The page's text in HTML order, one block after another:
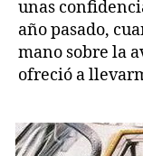
unas
año pasado,
mano sobre la
ofreció a